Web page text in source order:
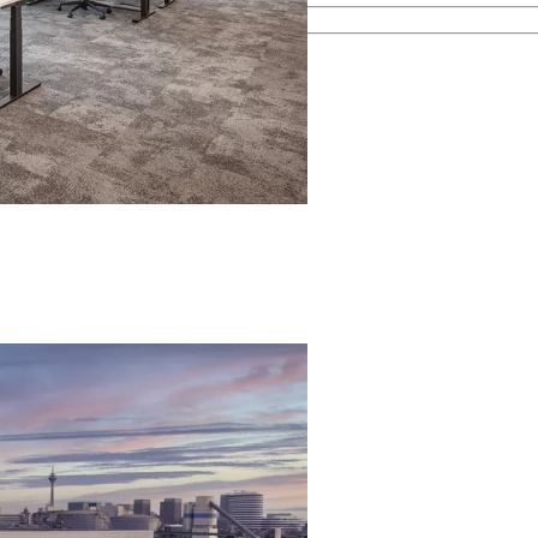
Immobilienprozess.
kennen.